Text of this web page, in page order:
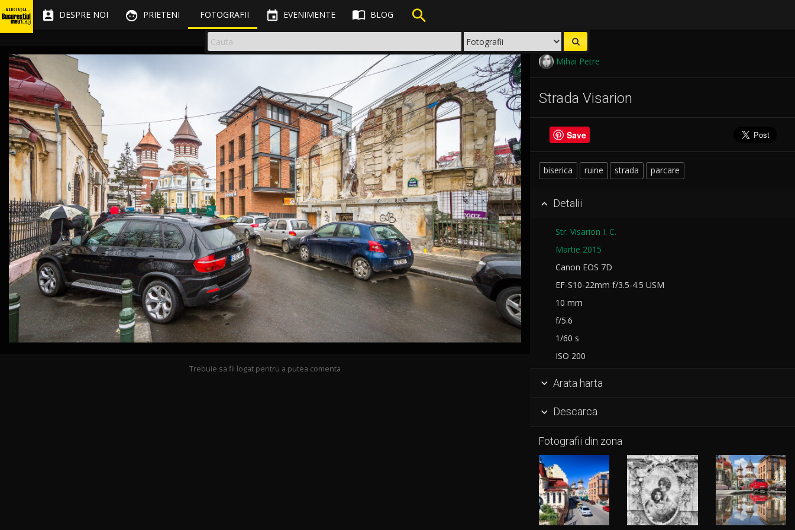
 DESPRE NOI  PRIETENI FOTOGRAFII  EVENIMENTE  BLOG 
Mihai Petre
Strada Visarion
Save
biserica ruine strada parcare
 Detalii
Str. Visarion I. C.
Martie 2015
Canon EOS 7D
EF-S10-22mm f/3.5-4.5 USM
10 mm
f/5.6
1/60 s
ISO 200
 Arata harta
 Descarca
Fotografii din zona
Trebuie sa fii logat pentru a putea comenta